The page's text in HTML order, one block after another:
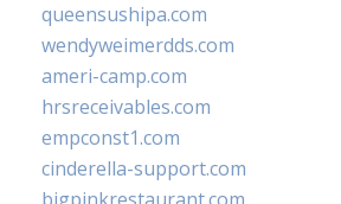
queensushipa.com
wendyweimerdds.com
ameri-camp.com
hrsreceivables.com
empconst1.com
cinderella-support.com